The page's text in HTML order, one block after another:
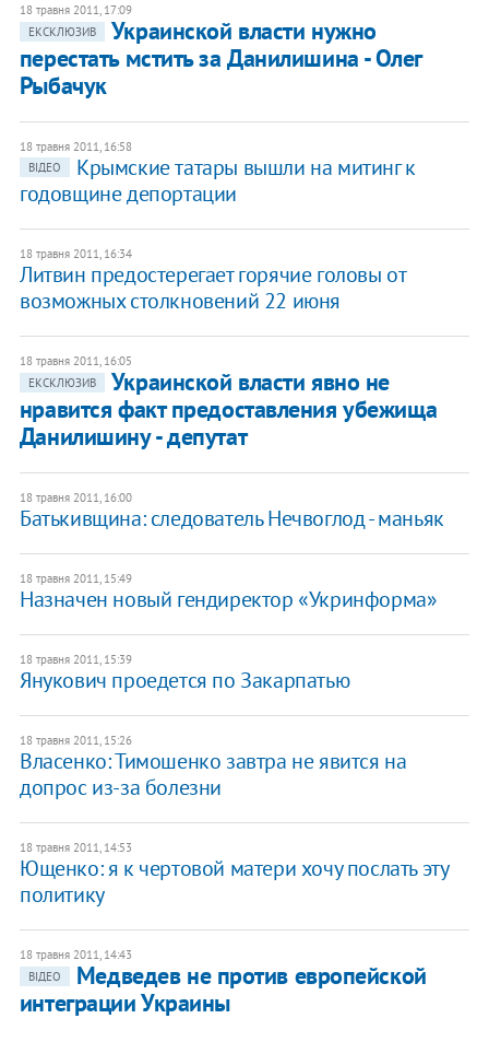
18 травня 2011, 17:09
ЕКСКЛЮЗИВ
Украинской власти нужно
перестать мстить за Данилишина - Олег
Рыбачук
18 травня 2011, 16:58
ВІДЕО
​Крымские татары вышли на митинг к
годовщине депортации
18 травня 2011, 16:34
​Литвин предостерегает горячие головы от
возможных столкновений 22 июня
18 травня 2011, 16:05
ЕКСКЛЮЗИВ
Украинской власти явно не
нравится факт предоставления убежища
Данилишину - депутат
18 травня 2011, 16:00
Батькивщина: следователь Нечвоглод - маньяк
18 травня 2011, 15:49
Назначен новый гендиректор «Укринформа»
18 травня 2011, 15:39
Янукович проедется по Закарпатью
18 травня 2011, 15:26
Власенко: Тимошенко завтра не явится на
допрос из-за болезни
18 травня 2011, 14:53
Ющенко: я к чертовой матери хочу послать эту
политику
18 травня 2011, 14:43
ВІДЕО
Медведев не против европейской
интеграции Украины